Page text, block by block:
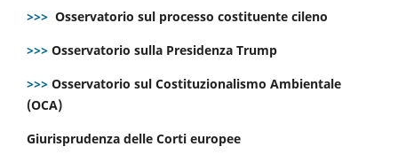
>>> Osservatorio sul processo costituente cileno
>>> Osservatorio sulla Presidenza Trump
>>> Osservatorio sul Costituzionalismo Ambientale
(OCA)
Giurisprudenza delle Corti europee